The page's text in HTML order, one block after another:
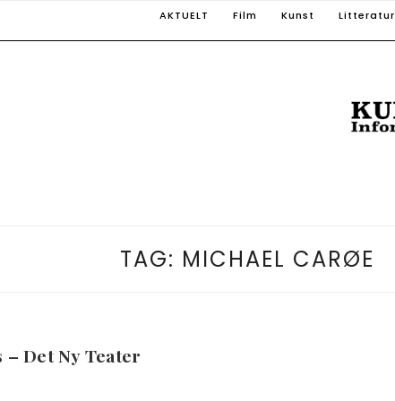
AKTUELT Film Kunst Litteratur
TAG: MICHAEL CARØE
Det Ny Teater